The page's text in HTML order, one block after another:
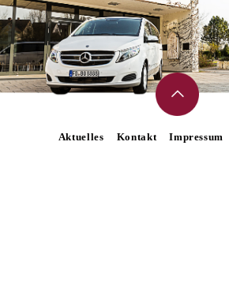
Aktuelles Kontakt Impressum